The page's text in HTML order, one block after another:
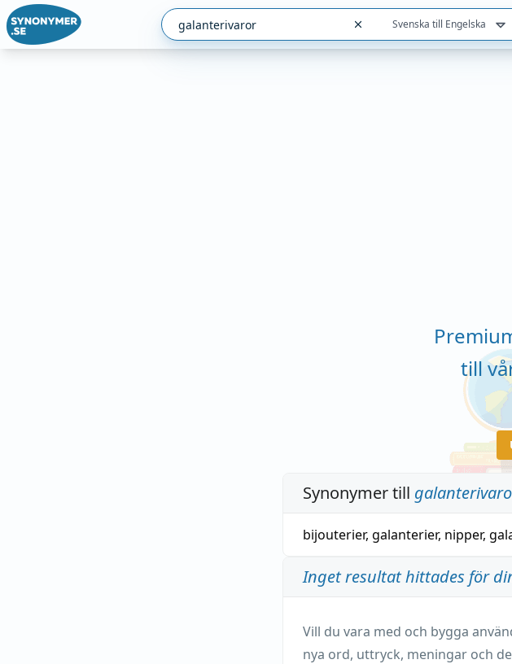
Svenska till Engelska
till
Synonymer till
bijouterier, galanterier, nipper,
Inget resultat hittades för
Vill du vara med och bygga
nya ord, uttryck, meningar och